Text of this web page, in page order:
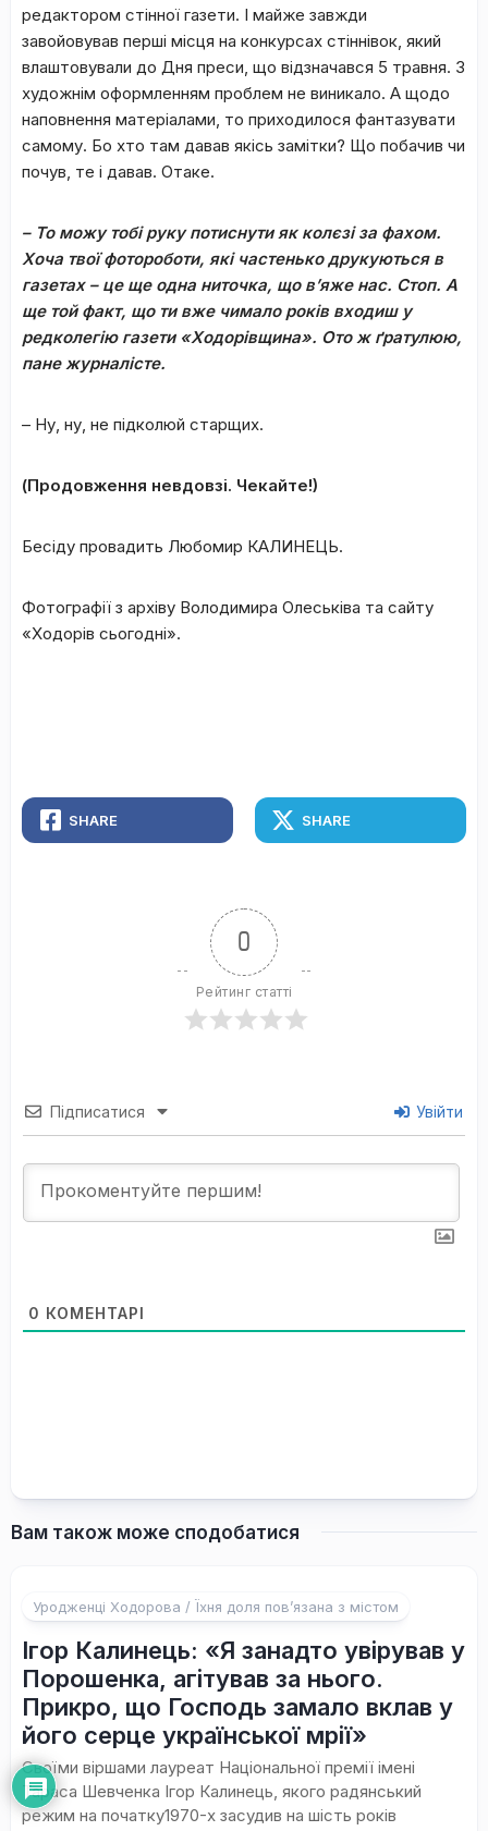
редактором стінної газети. І майже завжди
завойовував перші місця на конкурсах стіннівок, який
влаштовували до Дня преси, що відзначався 5 травня. З
художнім оформленням проблем не виникало. А щодо
наповнення матеріалами, то приходилося фантазувати
самому. Бо хто там давав якісь замітки? Що побачив чи
почув, те і давав. Отаке.
– То можу тобі руку потиснути як колєзі за фахом.
Хоча твої фотороботи, які частенько друкуються в
газетах – це ще одна ниточка, що в’яже нас. Стоп. А
ще той факт, що ти вже чимало років входиш у
редколегію газети «Ходорівщина». Ото ж ґратулюю,
пане журналісте.
– Ну, ну, не підколюй старщих.
(Продовження невдовзі. Чекайте!)
Бесіду провадить Любомир КАЛИНЕЦЬ.
Фотографії з архіву Володимира Олеськіва та сайту
«Ходорів сьогодні».
SHARE SHARE
0
Рейтинг статті
Підписатися Увійти
0 КОМЕНТАРІ
Вам також може сподобатися
Уродженці Ходорова / Їхня доля пов’язана з містом
Ігор Калинець: «Я занадто увірував у
Порошенка, агітував за нього.
Прикро, що Господь замало вклав у
його серце української мрії»
Своїми віршами лауреат Національної премії імені
Тараса Шевченка Ігор Калинець, якого радянський
режим на початку1970-х засудив на шість років